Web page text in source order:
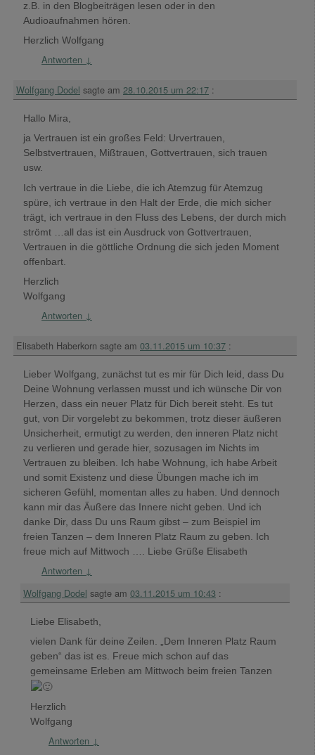
z.B. in den Blogbeiträgen lesen oder in den
Audioaufnahmen hören.
Herzlich Wolfgang
Antworten ↓
Wolfgang Dodel sagte am 28.10.2015 um 22:17 :
Hallo Mira,
ja Vertrauen ist ein großes Feld: Urvertrauen,
Selbstvertrauen, Mißtrauen, Gottvertrauen, sich trauen
usw.
Ich vertraue in die Liebe, die ich Atemzug für Atemzug
spüre, ich vertraue in den Halt der Erde, die mich sicher
trägt, ich vertraue in den Fluss des Lebens, der durch mich
strömt …all das ist ein Ausdruck von Gottvertrauen,
Vertrauen in die göttliche Ordnung die sich jeden Moment
offenbart.
Herzlich
Wolfgang
Antworten ↓
Elisabeth Haberkorn sagte am 03.11.2015 um 10:37 :
Lieber Wolfgang, zunächst tut es mir für Dich leid, dass Du
Deine Wohnung verlassen musst und ich wünsche Dir von
Herzen, dass ein neuer Platz für Dich bereit steht. Es tut
gut, von Dir vorgelebt zu bekommen, trotz dieser äußeren
Unsicherheit, ermutigt zu werden, den inneren Platz nicht
zu verlieren und gerade hier, sozusagen im Nichts im
Vertrauen zu bleiben. Ich habe Wohnung, ich habe Arbeit
und somit Existenz und diese Übungen mache ich im
sicheren Gefühl, momentan alles zu haben. Und dennoch
kann mir das Äußere das Innere nicht geben. Und ich
danke Dir, dass Du uns Raum gibst – zum Beispiel im
freien Tanzen – dem Inneren Platz Raum zu geben. Ich
freue mich auf Mittwoch …. Liebe Grüße Elisabeth
Antworten ↓
Wolfgang Dodel sagte am 03.11.2015 um 10:43 :
Liebe Elisabeth,
vielen Dank für deine Zeilen. „Dem Inneren Platz Raum
geben“ das ist es. Freue mich schon auf das
gemeinsame Erleben am Mittwoch beim freien Tanzen
Herzlich
Wolfgang
Antworten ↓